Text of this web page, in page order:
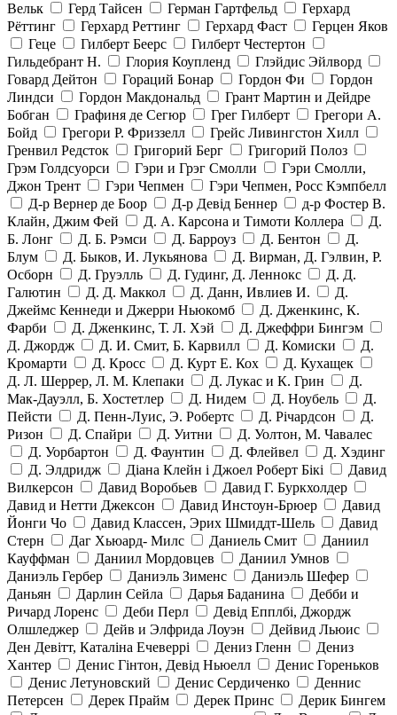
Вельк
Герд Тайсен Герман Гартфельд
Герхард
Рёттинг
Герхард Реттинг Герхард Фаст
Герцен Яков
Геце
Гилберт Беерс
Гилберт Честертон
Гильдебрант Н.
Глория Коупленд
Глэйдис Эйлворд
Говард Дейтон
Гораций Бонар Гордон Фи
Гордон
Линдси
Гордон Макдональд
Грант Мартин и Дейдре
Бобган
Графиня де Сегюр Грег Гилберт
Грегори А.
Бойд
Грегори Р. Фриззелл
Грейс Ливингстон Хилл
Гренвил Редсток
Григорий Берг
Григорий Полоз
Грэм Голдсуорси
Гэри и Грэг Смолли
Гэри Смолли,
Джон Трент
Гэри Чепмен
Гэри Чепмен, Росс Кэмпбелл
Д-р Вернер де Боор
Д-р Девід Беннер
д-р Фостер В.
Клайн, Джим Фей
Д. А. Карсона и Тимоти Коллера
Д.
Б. Лонг
Д. Б. Рэмси Д. Барроуз Д. Бентон
Д.
Блум
Д. Быков, И. Лукьянова
Д. Вирман, Д. Гэлвин, Р.
Осборн
Д. Груэлль Д. Гудинг, Д. Леннокс
Д. Д.
Галютин
Д. Д. Маккол Д. Данн, Ивлиев И.
Д.
Джеймс Кеннеди и Джерри Ньюкомб
Д. Дженкинс, К.
Фарби
Д. Дженкинс, Т. Л. Хэй
Д. Джеффри Бингэм
Д. Джордж
Д. И. Смит, Б. Карвилл Д. Комиски
Д.
Кромарти
Д. Кросс Д. Курт Е. Кох
Д. Кухащек
Д. Л. Шеррер, Л. М. Клепаки
Д. Лукас и К. Грин
Д.
Мак-Дауэлл, Б. Хостетлер
Д. Нидем Д. Ноубель
Д.
Пейсти
Д. Пенн-Луис, Э. Робертс Д. Річардсон
Д.
Ризон
Д. Спайри Д. Уитни
Д. Уолтон, М. Чавалес
Д. Уорбартон
Д. Фаунтин Д. Флейвел
Д. Хэдинг
Д. Элдридж
Діана Клейн і Джоел Роберт Бікі
Давид
Вилкерсон
Давид Воробьев
Давид Г. Буркхолдер
Давид и Нетти Джексон
Давид Инстоун-Брюер
Давид
Йонги Чо
Давид Классен, Эрих Шмиддт-Шель
Давид
Стерн
Даг Хьюард- Милс Даниель Смит
Даниил
Кауффман
Даниил Мордовцев
Даниил Умнов
Даниэль Гербер
Даниэль Зименс
Даниэль Шефер
Даньян
Дарлин Сейла Дарья Баданина
Дебби и
Ричард Лоренс
Деби Перл
Девід Епплбі, Джордж
Олшледжер
Дейв и Элфрида Лоуэн
Дейвид Льюис
Ден Девітт, Каталіна Ечеверрі
Дениз Гленн
Дениз
Хантер
Денис Гінтон, Девід Ньюелл
Денис Гореньков
Денис Летуновский
Денис Сердиченко
Деннис
Петерсен
Дерек Прайм Дерек Принс
Дерик Бингем